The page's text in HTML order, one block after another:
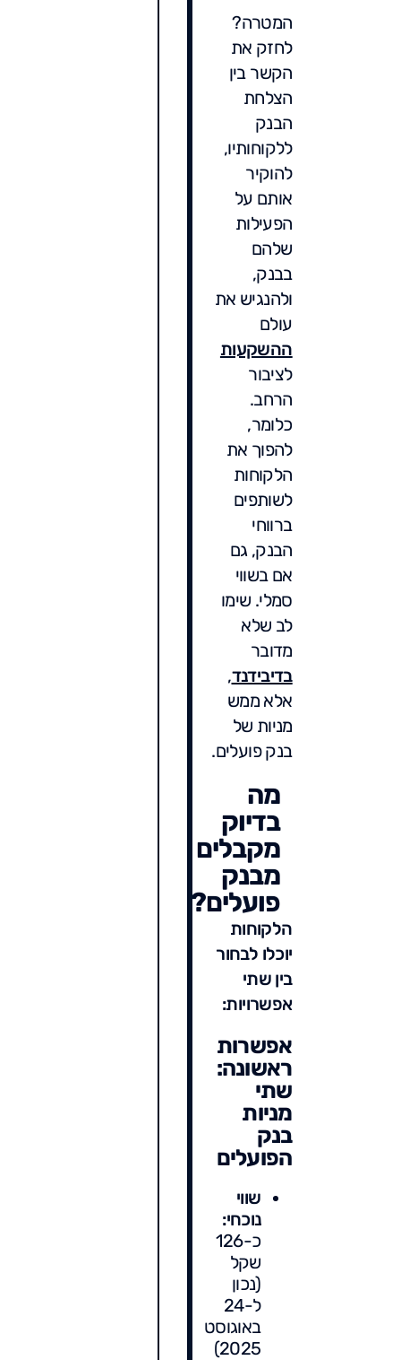
המטרה?
לחזק את
הקשר בין
הצלחת
הבנק
ללקוחותיו,
להוקיר
אותם על
הפעילות
שלהם
בבנק,
ולהנגיש את
עולם
ההשקעות
לציבור
הרחב.
כלומר,
להפוך את
הלקוחות
לשותפים
ברווחי
הבנק, גם
אם בשווי
סמלי. שימו
לב שלא
מדובר
בדיבידנד,
אלא ממש
מניות של
בנק פועלים.
מה
בדיוק
מקבלים
מבנק
פועלים?
הלקוחות
יוכלו לבחור
בין שתי
אפשרויות:
אפשרות
ראשונה:
שתי
מניות
בנק
הפועלים
שווי
נוכחי:
כ-126
שקל
(נכון
ל-24
באוגוסט
2025)